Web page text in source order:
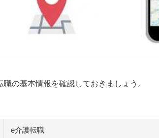
インデックス（介護）
お仕事
カー
職の基本情報を確認しておきましょう。
e介護転職